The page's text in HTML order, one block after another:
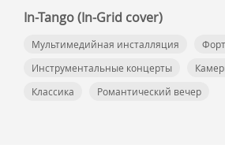
In-Tango (In-Grid cover)
Мультимедийная инсталляция
Инструментальные концерты
Классика
Романтический вечер